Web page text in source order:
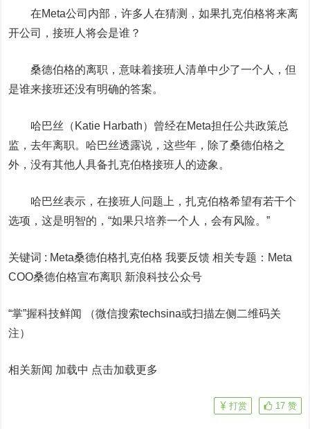
在Meta公司内部，许多人在猜测，如果扎克伯格将来离
开公司，接班人将会是谁？
桑德伯格的离职，意味着接班人清单中少了一个人，但
是谁来接班还没有明确的答案。
哈巴丝（Katie Harbath）曾经在Meta担任公共政策总
监，去年离职。哈巴丝透露说，这些年，除了桑德伯格之
外，没有其他人具备扎克伯格接班人的迹象。
哈巴丝表示，在接班人问题上，扎克伯格希望有若干个
选项，这是明智的，“如果只培养一个人，会有风险。”
关键词 : Meta桑德伯格扎克伯格 我要反馈相关专题： Meta
COO桑德伯格宣布离职 新浪科技公众号
“掌”握科技鲜闻 （微信搜索techsina或扫描左侧二维码关
注）
相关新闻 加载中 点击加载更多
17 赞
打赏